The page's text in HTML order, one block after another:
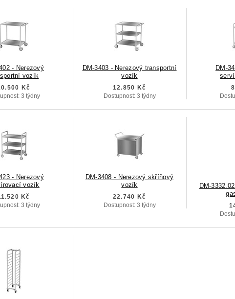
- Nerezový
vozík
Kč
3 týdny
DM-3403 - Nerezový transportní
vozík
12.850 Kč
Dostupnost: 3 týdny
DM-
- Nerezový
vozík
Kč
3 týdny
DM-3408 - Nerezový skříňový
vozík
22.740 Kč
Dostupnost: 3 týdny
DM-